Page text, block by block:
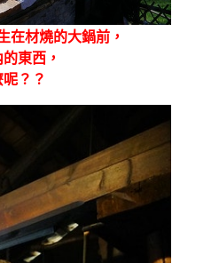
在材燒的大鍋前，
東西，
？？